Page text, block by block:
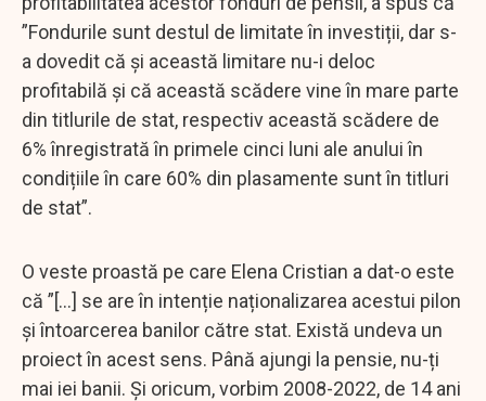
”Fondurile sunt destul de limitate în investiții, dar s-
a dovedit că și această limitare nu-i deloc
profitabilă și că această scădere vine în mare parte
din titlurile de stat, respectiv această scădere de
6% înregistrată în primele cinci luni ale anului în
condițiile în care 60% din plasamente sunt în titluri
de stat”.
O veste proastă pe care Elena Cristian a dat-o este
că ”[...] se are în intenție naționalizarea acestui pilon
și întoarcerea banilor către stat. Există undeva un
proiect în acest sens. Până ajungi la pensie, nu-ți
mai iei banii. Și oricum, vorbim 2008-2022, de 14 ani